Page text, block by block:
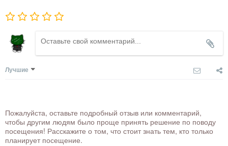
Лучшие
Пожалуйста, оставьте подробный отзыв или комментарий,
чтобы другим людям было проще принять решение по поводу
посещения! Расскажите о том, что стоит знать тем, кто только
планирует посещение.